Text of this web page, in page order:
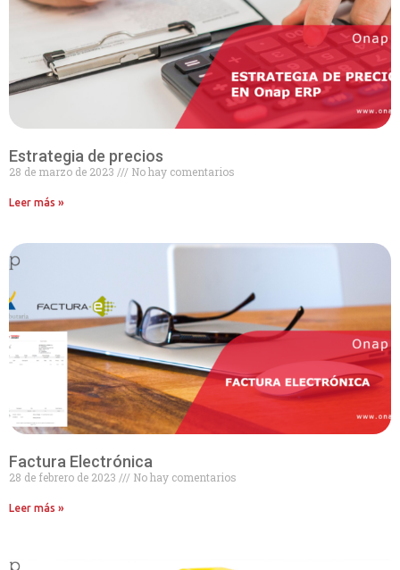
Estrategia de precios
28 de marzo de 2023 No hay comentarios
Leer más »
Factura Electrónica
28 de febrero de 2023 No hay comentarios
Leer más »